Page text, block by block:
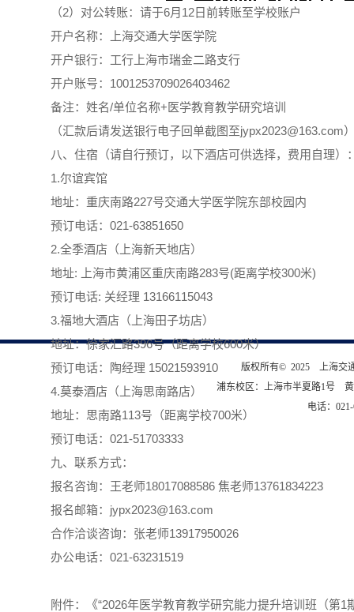
版权所有© 2025 上海交
浦东校区：上海市半夏路1号
电话：
（2）对公转账：请于6月12日前转账至学校账户
开户名称：上海交通大学医学院
开户银行：工行上海市瑞金二路支行
开户账号：1001253709026403462
备注：姓名/单位名称+医学教育教学研究培训
（汇款后请发送银行电子回单截图至jypx2023@163.com
八、住宿（请自行预订，以下酒店可供选择，费用自理）
1.尔谊宾馆
地址：重庆南路227号交通大学医学院东部校园内
预订电话：021-63851650
2.全季酒店（上海新天地店）
地址: 上海市黄浦区重庆南路283号(距离学校300米)
预订电话: 关经理 13166115043
3.福地大酒店（上海田子坊店）
地址：徐家汇路396号（距离学校600米）
预订电话：陶经理 15021593910
4.莫泰酒店（上海思南路店）
地址：思南路113号（距离学校700米）
预订电话：021-51703333
九、联系方式：
报名咨询：王老师18017088586 焦老师13761834223
报名邮箱：jypx2023@163.com
合作洽谈咨询：张老师13917950026
办公电话：021-63231519
附件：《“2026年医学教育教学研究能力提升培训班（第1